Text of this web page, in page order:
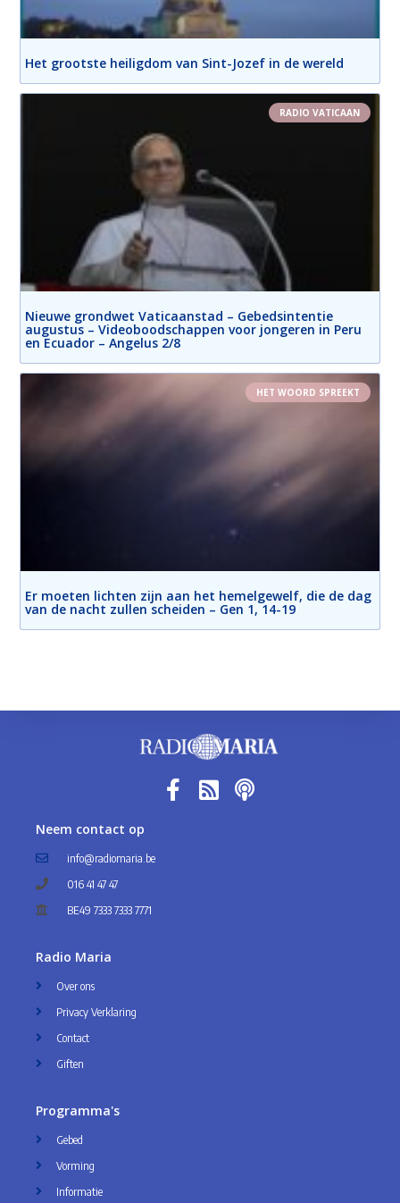
Het grootste heiligdom van Sint-Jozef in de wereld
RADIO VATICAAN
Nieuwe grondwet Vaticaanstad – Gebedsintentie
augustus – Videoboodschappen voor jongeren in Peru
en Ecuador – Angelus 2/8
HET WOORD SPREEKT
Er moeten lichten zijn aan het hemelgewelf, die de dag
van de nacht zullen scheiden – Gen 1, 14-19
Neem contact op
info@radiomaria.be
016 41 47 47
BE49 7333 7333 7771
Radio Maria
Over ons
Privacy Verklaring
Contact
Giften
Programma's
Gebed
Vorming
Informatie